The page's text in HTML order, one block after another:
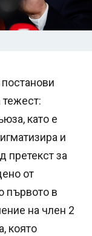
като е
и
претекст за
от
първото в
на член 2
която